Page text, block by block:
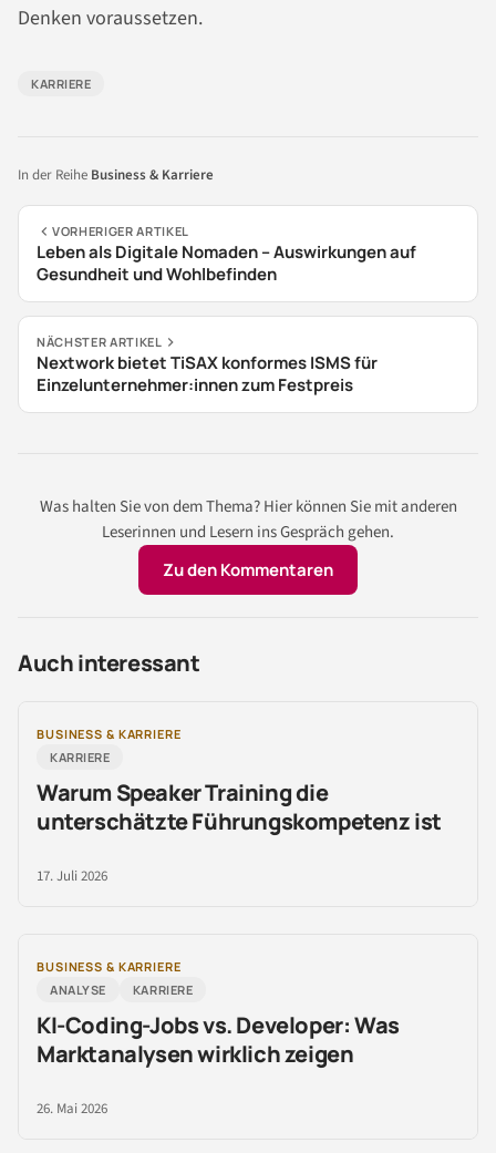
Denken voraussetzen.
KARRIERE
In der Reihe Business & Karriere
VORHERIGER ARTIKEL
Leben als Digitale Nomaden – Auswirkungen auf
Gesundheit und Wohlbefinden
NÄCHSTER ARTIKEL
Nextwork bietet TiSAX konformes ISMS für
Einzelunternehmer:innen zum Festpreis
Was halten Sie von dem Thema? Hier können Sie mit anderen
Leserinnen und Lesern ins Gespräch gehen.
Zu den Kommentaren
Auch interessant
BUSINESS & KARRIERE
KARRIERE
Warum Speaker Training die
unterschätzte Führungskompetenz ist
17. Juli 2026
BUSINESS & KARRIERE
ANALYSE
KARRIERE
KI-Coding-Jobs vs. Developer: Was
Marktanalysen wirklich zeigen
26. Mai 2026